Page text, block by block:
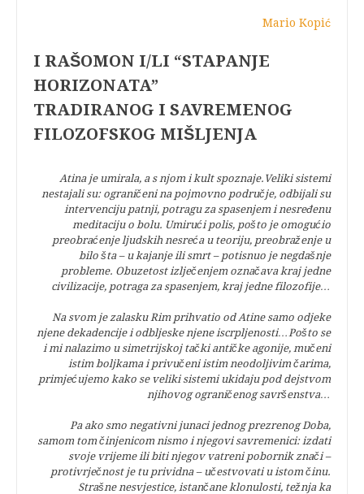
Mario Kopić
I RAŠOMON I/LI “STAPANJE
HORIZONATA”
TRADIRANOG I SAVREMENOG
FILOZOFSKOG MIŠLJENJA
Atina je umirala, a s njom i kult spoznaje.Veliki sistemi
nestajali su: ograničeni na pojmovno područje, odbijali su
intervenciju patnji, potragu za spasenjem i nesređenu
meditaciju o bolu. Umirući polis, pošto je omogućio
preobraćenje ljudskih nesreća u teoriju, preobraženje u
bilo šta – u kajanje ili smrt – potisnuo je negdašnje
probleme. Obuzetost izlječenjem označava kraj jedne
civilizacije, potraga za spasenjem, kraj jedne filozofije…
Na svom je zalasku Rim prihvatio od Atine samo odjeke
njene dekadencije i odbljeske njene iscrpljenosti…Pošto se
i mi nalazimo u simetrijskoj tački antičke agonije, mučeni
istim boljkama i privučeni istim neodoljivim čarima,
primjećujemo kako se veliki sistemi ukidaju pod dejstvom
njihovog ograničenog savršenstva…
Pa ako smo negativni junaci jednog prezrenog Doba,
samom tom činjenicom nismo i njegovi savremenici: izdati
svoje vrijeme ili biti njegov vatreni pobornik znači –
protivrječnost je tu prividna – učestvovati u istom činu.
Strašne nesvjestice, istančane klonulosti, težnja ka